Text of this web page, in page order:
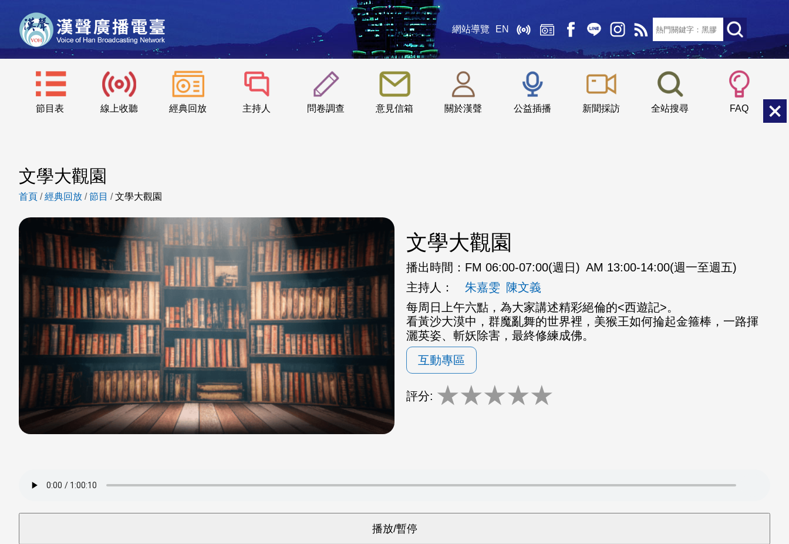
網站導覽 EN
節目表 線上收聽 經典回放 主持人 問卷調查 意見信箱 關於漢聲 公益插播 新聞採訪 全站搜尋 FAQ
::: 小 中
文學大觀園
首頁 /經典回放 /節目 /文學大觀園
文學大觀園
播出時間： FM 06:00-07:00(週日) AM 13:00-14:00(週一至週五)
主持人：
朱嘉雯 陳文義
每周日上午六點，為大家講述精彩絕倫的<西遊記>。
看黃沙大漠中，群魔亂舞的世界裡，美猴王如何掄起金箍棒，一路揮
灑英姿、斬妖除害，最終修練成佛。
互動專區
評分: ★★★★★